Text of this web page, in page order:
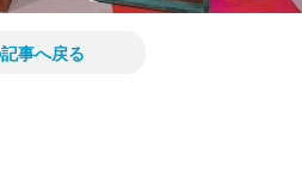
事へ戻る